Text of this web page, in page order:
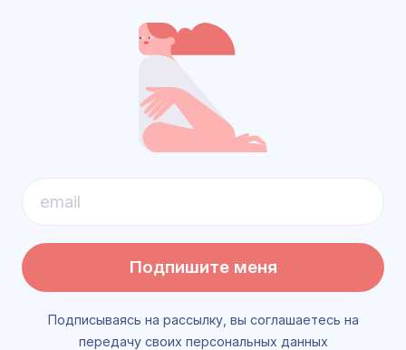
Подпишите меня
Подписываясь на рассылку, вы соглашаетесь на
передачу своих персональных данных